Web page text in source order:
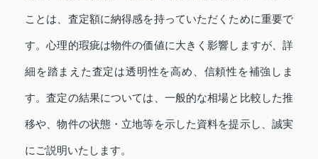
ことは、査定額に納得感を持っていただくために重要で
す。心理的瑕疵は物件の価値に大きく影響しますが、詳
細を踏まえた査定は透明性を高め、信頼性を補強しま
す。査定の結果については、一般的な相場と比較した推
移や、物件の状態・立地等を示した資料を提示し、誠実
にご説明いたします。